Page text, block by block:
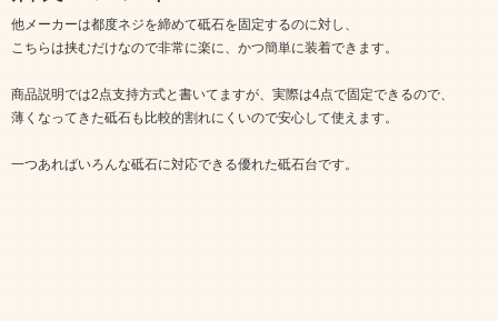
他メーカーは都度ネジを締めて砥石を固定するのに対し、
こちらは挟むだけなので非常に楽に、かつ簡単に装着できます。
商品説明では2点支持方式と書いてますが、実際は4点で固定できるので、
薄くなってきた砥石も比較的割れにくいので安心して使えます。
一つあればいろんな砥石に対応できる優れた砥石台です。